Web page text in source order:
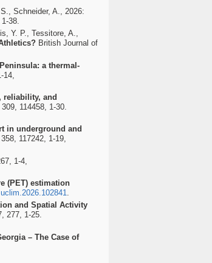
Schneider, A., 2026:
38.
Y. P., Tessitore, A.,
British Journal of
a thermal-
14,
reliability, and
114458, 1-30.
in underground and
117242, 1-19,
1-4,
(PET) estimation
.
and Spatial Activity
277, 1-25.
– The Case of